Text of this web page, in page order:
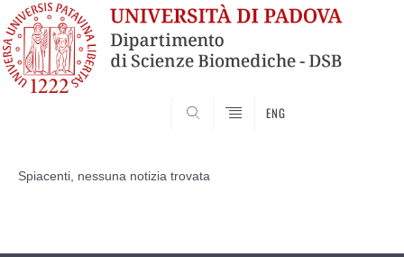
ENG
contenuto
Spiacenti, nessuna notizia trovata